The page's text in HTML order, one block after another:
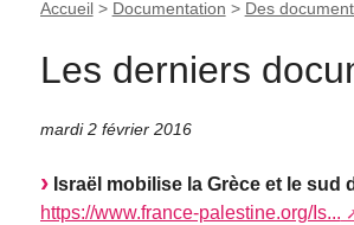
Accueil> Documentation > Des
Les derniers
mardi 2 février 2016
Israël mobilise la Grèce et le
https://www.france-palestine.org/Is...